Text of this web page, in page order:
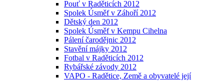
Pouť v Raděticích 2012
Spolek Úsměf v Záhoří 2012
Dětský den 2012
Spolek Úsměf v Kempu Cihelna
Pálení čarodějnic 2012
Stavění májky 2012
Fotbal v Raděticích 2012
Rybářské závody 2012
VAPO - Radětice, Země a obyvatelé její